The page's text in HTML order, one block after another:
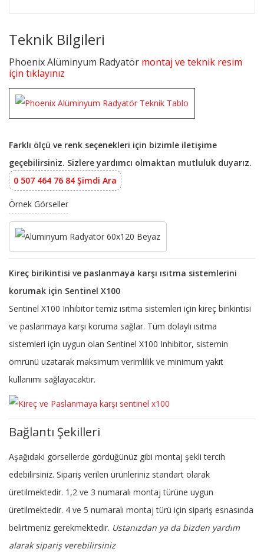
Teknik Bilgileri
Phoenix Alüminyum Radyatör montaj ve teknik resim
için tıklayınız
Farklı ölçü ve renk seçenekleri için bizimle iletişime
geçebilirsiniz. Sizlere yardımcı olmaktan mutluluk duyarız.
0 507 464 76 84 Şimdi Ara
Örnek Görseller
Kireç birikintisi ve paslanmaya karşı ısıtma sistemlerini
korumak için Sentinel X100
Sentinel X100 Inhibitor temiz ısıtma sistemleri için kireç birikintisi
ve paslanmaya karşı koruma sağlar. Tüm dolaylı ısıtma
sistemleri için uygun olan Sentinel X100 Inhibitor, sistemin
ömrünü uzatarak maksimum verimlilik ve minimum yakıt
kullanımı sağlayacaktır.
Bağlantı Şekilleri
Aşağıdaki görsellerde gördüğünüz gibi montaj şekli tercih
edebilirsiniz. Sipariş verilen ürünleriniz standart olarak
üretilmektedir. 1,2 ve 3 numaralı montaj türüne uygun
üretilmektedir. 4 ve 5 numaralı montaj türü için sipariş esnasında
belirtmeniz gerekmektedir. Ustanızdan ya da bizden yardım
alarak sipariş verebilirsiniz